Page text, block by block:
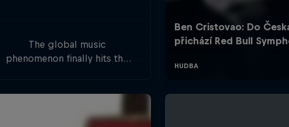
The global music
phenomenon finally hits the
to rewrite the rules of a live